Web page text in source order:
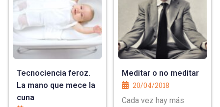
Tecnociencia feroz.
La mano que mece la
cuna
Meditar o no meditar
20/04/2018
Cada vez hay más